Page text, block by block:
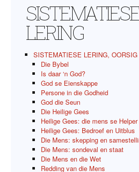
LERING
SISTEMATIESE LERING, OORSIG
Die Bybel
Is daar ‘n God?
God se Eienskappe
Persone in die Godheid
God die Seun
Die Heilige Gees
Heilige Gees: die mens se Helper
Heilige Gees: Bedroef en Uitblus
Die Mens: skepping en
Die Mens: sondeval en staat
Die Mens en die Wet
Redding van die Mens